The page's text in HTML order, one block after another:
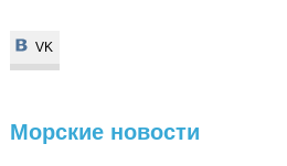
VK
VK
Морские новости